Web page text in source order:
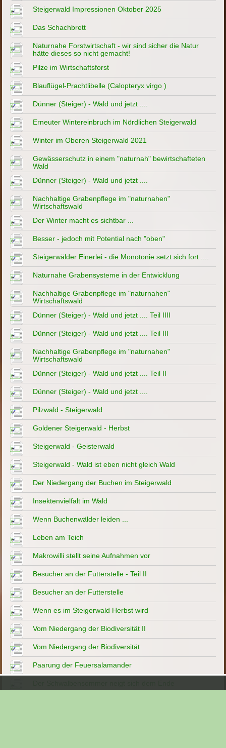
Steigerwald Impressionen Oktober 2025
Das Schachbrett
Naturnahe Forstwirtschaft - wir sind sicher die Natur
hätte dieses so nicht gemacht!
Pilze im Wirtschaftsforst
Blauflügel-Prachtlibelle (Calopteryx virgo )
Dünner (Steiger) - Wald und jetzt ....
Erneuter Wintereinbruch im Nördlichen Steigerwald
Winter im Oberen Steigerwald 2021
Gewässerschutz in einem "naturnah" bewirtschafteten
Wald
Dünner (Steiger) - Wald und jetzt ....
Nachhaltige Grabenpflege im "naturnahen"
Wirtschaftswald
Der Winter macht es sichtbar ...
Besser - jedoch mit Potential nach "oben"
Steigerwälder Einerlei - die Monotonie setzt sich fort ....
Naturnahe Grabensysteme in der Entwicklung
Nachhaltige Grabenpflege im "naturnahen"
Wirtschaftswald
Dünner (Steiger) - Wald und jetzt .... Teil IIII
Dünner (Steiger) - Wald und jetzt .... Teil III
Nachhaltige Grabenpflege im "naturnahen"
Wirtschaftswald
Dünner (Steiger) - Wald und jetzt .... Teil II
Dünner (Steiger) - Wald und jetzt ....
Pilzwald - Steigerwald
Goldener Steigerwald - Herbst
Steigerwald - Geisterwald
Steigerwald - Wald ist eben nicht gleich Wald
Der Niedergang der Buchen im Steigerwald
Insektenvielfalt im Wald
Wenn Buchenwälder leiden ...
Leben am Teich
Makrowilli stellt seine Aufnahmen vor
Besucher an der Futterstelle - Teil II
Besucher an der Futterstelle
Wenn es im Steigerwald Herbst wird
Vom Niedergang der Biodiversität II
Vom Niedergang der Biodiversität
Paarung der Feuersalamander